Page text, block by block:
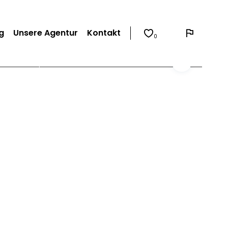
Unsere Agentur Kontakt 0